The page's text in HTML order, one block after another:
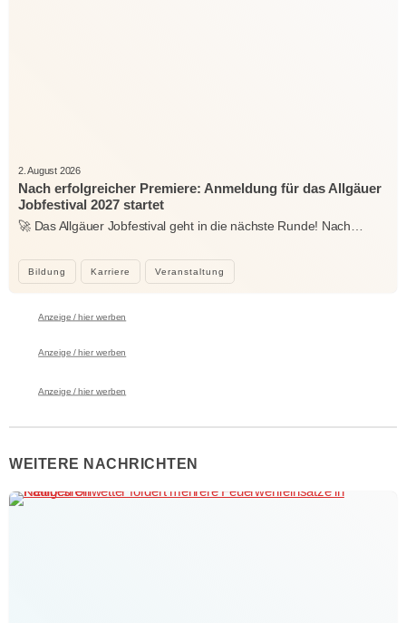
Bildung Karriere Veranstaltung
2. August 2026
Nach erfolgreicher Premiere: Anmeldung für das Allgäuer
Jobfestival 2027 startet
🚀 Das Allgäuer Jobfestival geht in die nächste Runde! Nach…
Anzeige / hier werben
Anzeige / hier werben
Anzeige / hier werben
WEITERE NACHRICHTEN